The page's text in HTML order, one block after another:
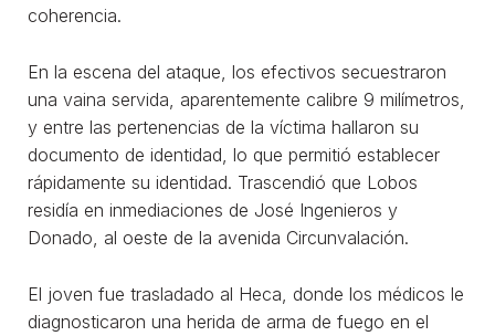
coherencia.
En la escena del ataque, los efectivos secuestraron
una vaina servida, aparentemente calibre 9 milímetros,
y entre las pertenencias de la víctima hallaron su
documento de identidad, lo que permitió establecer
rápidamente su identidad. Trascendió que Lobos
residía en inmediaciones de José Ingenieros y
Donado, al oeste de la avenida Circunvalación.
El joven fue trasladado al Heca, donde los médicos le
diagnosticaron una herida de arma de fuego en el